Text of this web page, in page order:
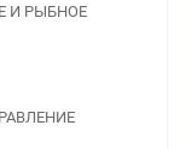
И РЫБНОЕ